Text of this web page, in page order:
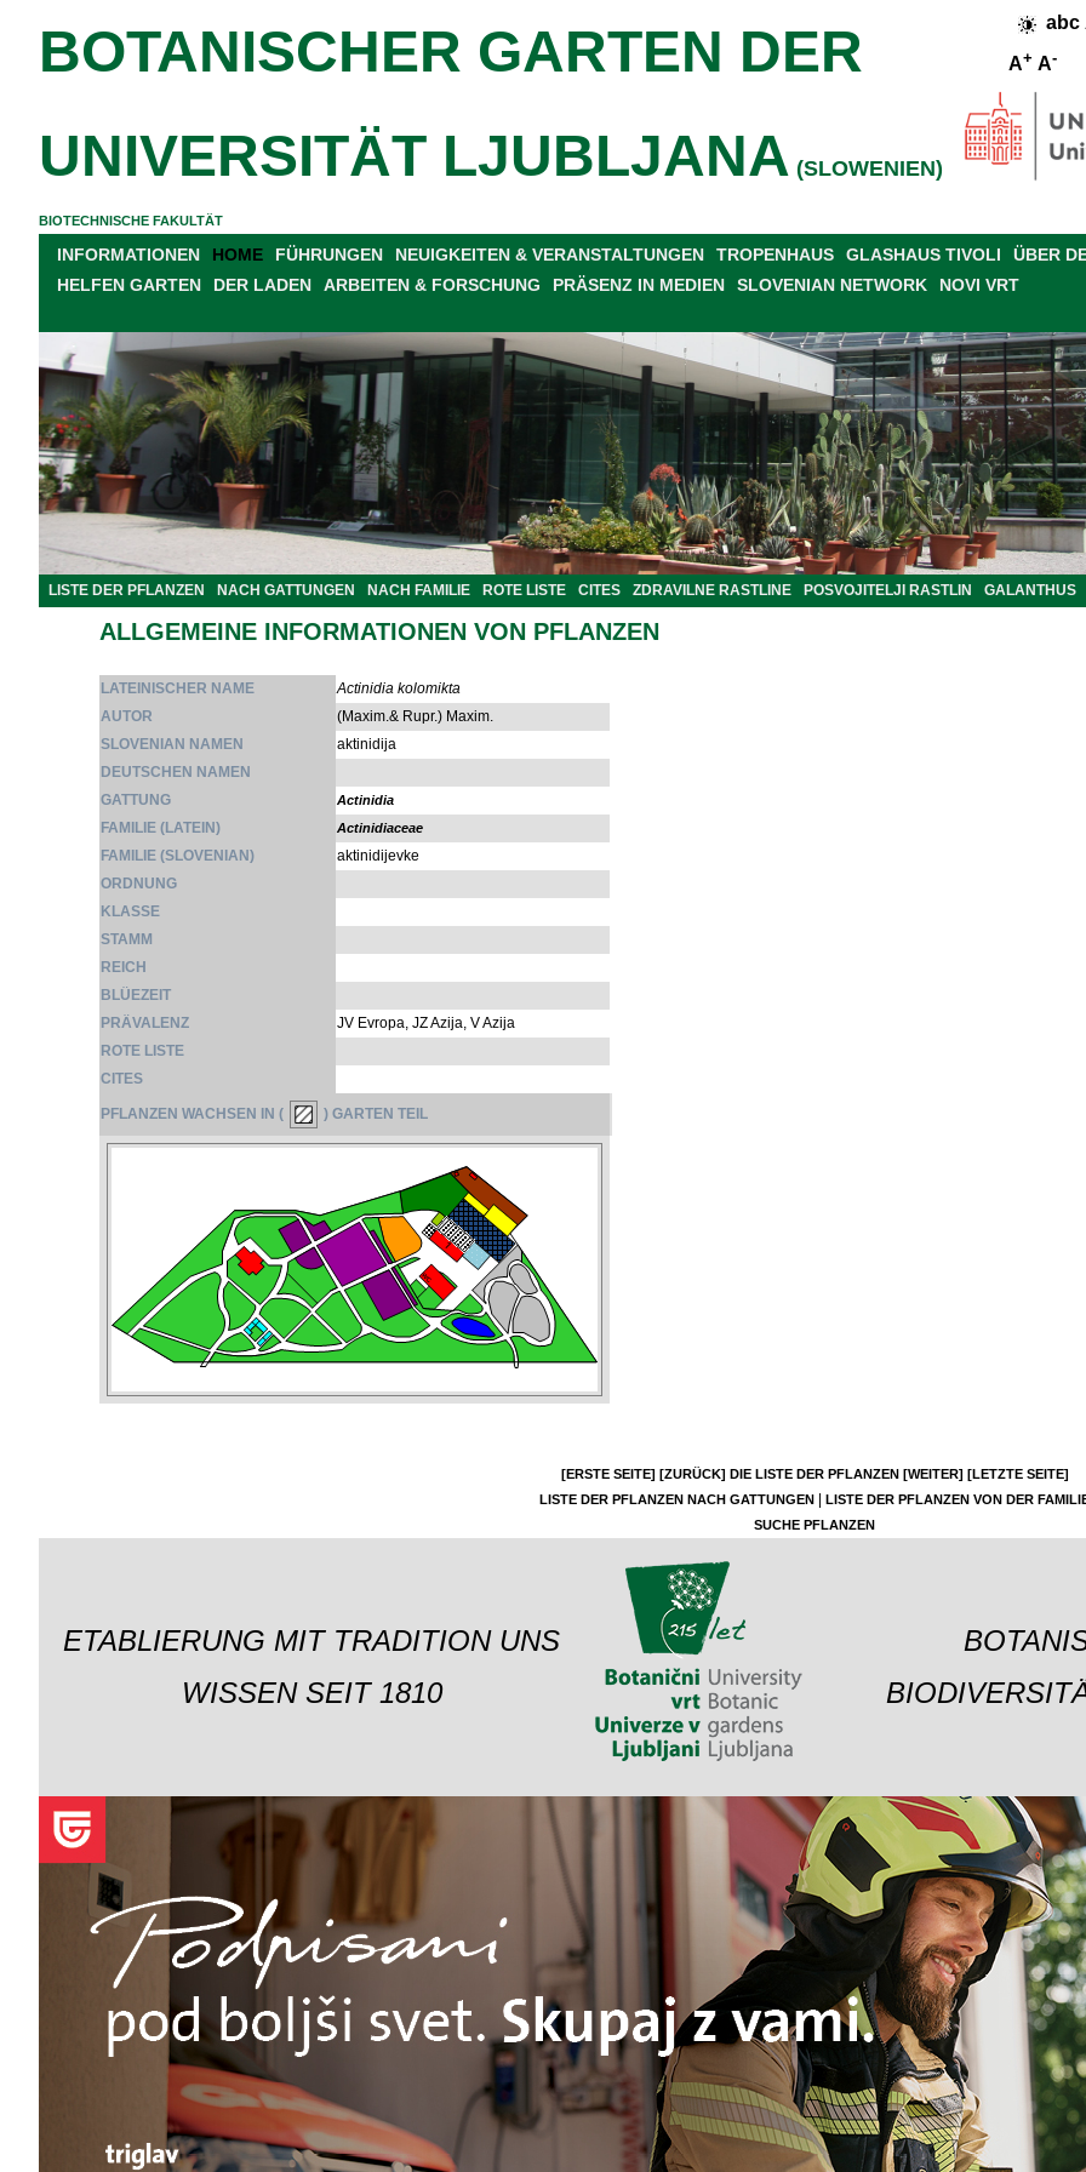
abc
A+ A-
BOTANISCHER GARTEN DER
UNIVERSITÄT LJUBLJANA (SLOWENIEN)
BIOTECHNISCHE FAKULTÄT
INFORMATIONEN HOME FÜHRUNGEN NEUIGKEITEN & VERANSTALTUNGEN TROPENHAUS GLASHAUS TIVOLI
ÜBER
HELFEN GARTEN
DER LADEN ARBEITEN & FORSCHUNG PRÄSENZ IN MEDIEN SLOVENIAN NETWORK NOVI VRT
LISTE DER PFLANZEN NACH GATTUNGEN NACH FAMILIE ROTE LISTE CITES ZDRAVILNE RASTLINE POSVOJITELJI RASTLIN GALANTHUS
ALLGEMEINE INFORMATIONEN VON PFLANZEN
LATEINISCHER NAME
Actinidia kolomikta
AUTOR
(Maxim.& Rupr.) Maxim.
SLOVENIAN NAMEN
aktinidija
DEUTSCHEN NAMEN
GATTUNG
Actinidia
FAMILIE (LATEIN) Actinidiaceae
FAMILIE (SLOVENIAN)
aktinidijevke
ORDNUNG
KLASSE
STAMM
REICH
BLÜEZEIT
PRÄVALENZ
JV Evropa, JZ Azija, V Azija
ROTE LISTE
CITES
PFLANZEN WACHSEN IN ( ) GARTEN TEIL
[ERSTE SEITE] [ZURÜCK] DIE LISTE DER PFLANZEN [WEITER] [LETZTE SEITE]
LISTE DER PFLANZEN NACH GATTUNGEN
LISTE DER PFLANZEN VON DER
SUCHE PFLANZEN
ETABLIERUNG MIT TRADITION UNS
WISSEN SEIT 1810